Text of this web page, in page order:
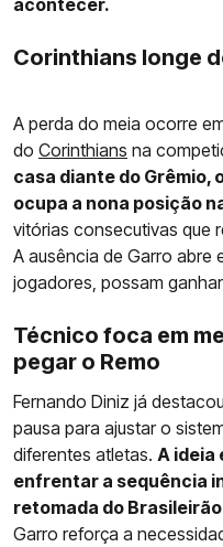
Corinthians longe
A perda do meia ocorre
do Corinthians na
casa diante do Grêmio,
ocupa a nona posição
vitórias consecutivas que
A ausência de Garro abre
jogadores, possam
Técnico foca em
pegar o Remo
Fernando Diniz já
pausa para ajustar o
diferentes atletas. A ideia
enfrentar a sequência
retomada do
Garro reforça a